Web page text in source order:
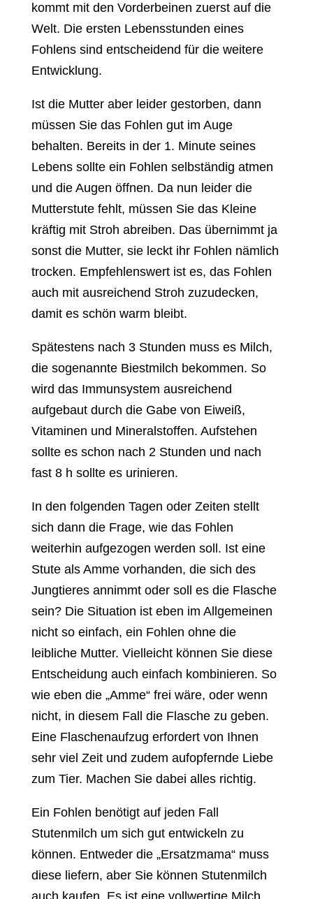
kommt mit den Vorderbeinen zuerst auf die
Welt. Die ersten Lebensstunden eines
Fohlens sind entscheidend für die weitere
Entwicklung.
Ist die Mutter aber leider gestorben, dann
müssen Sie das Fohlen gut im Auge
behalten. Bereits in der 1. Minute seines
Lebens sollte ein Fohlen selbständig atmen
und die Augen öffnen. Da nun leider die
Mutterstute fehlt, müssen Sie das Kleine
kräftig mit Stroh abreiben. Das übernimmt ja
sonst die Mutter, sie leckt ihr Fohlen nämlich
trocken. Empfehlenswert ist es, das Fohlen
auch mit ausreichend Stroh zuzudecken,
damit es schön warm bleibt.
Spätestens nach 3 Stunden muss es Milch,
die sogenannte Biestmilch bekommen. So
wird das Immunsystem ausreichend
aufgebaut durch die Gabe von Eiweiß,
Vitaminen und Mineralstoffen. Aufstehen
sollte es schon nach 2 Stunden und nach
fast 8 h sollte es urinieren.
In den folgenden Tagen oder Zeiten stellt
sich dann die Frage, wie das Fohlen
weiterhin aufgezogen werden soll. Ist eine
Stute als Amme vorhanden, die sich des
Jungtieres annimmt oder soll es die Flasche
sein? Die Situation ist eben im Allgemeinen
nicht so einfach, ein Fohlen ohne die
leibliche Mutter. Vielleicht können Sie diese
Entscheidung auch einfach kombinieren. So
wie eben die „Amme“ frei wäre, oder wenn
nicht, in diesem Fall die Flasche zu geben.
Eine Flaschenaufzug erfordert von Ihnen
sehr viel Zeit und zudem aufopfernde Liebe
zum Tier. Machen Sie dabei alles richtig.
Ein Fohlen benötigt auf jeden Fall
Stutenmilch um sich gut entwickeln zu
können. Entweder die „Ersatzmama“ muss
diese liefern, aber Sie können Stutenmilch
auch kaufen. Es ist eine vollwertige Milch,